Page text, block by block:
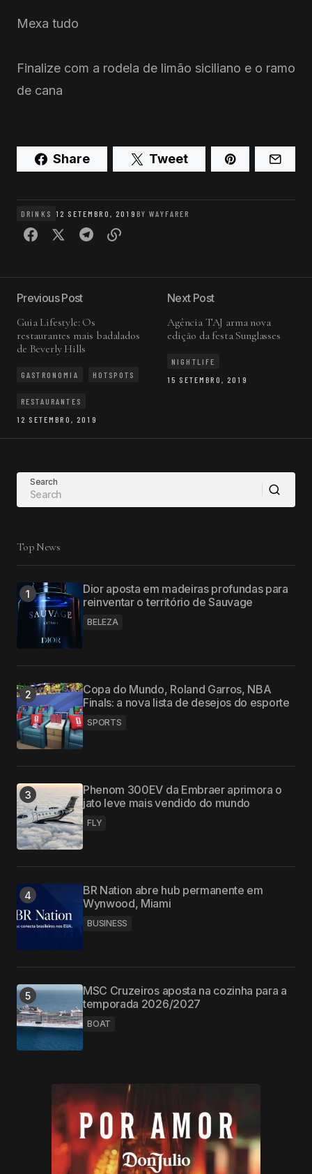
Mexa tudo
Finalize com a rodela de limão siciliano e o ramo
de cana
Share Tweet
DRINKS 12 SETEMBRO, 2019 BY WAYFARER
Previous Post
Guia Lifestyle: Os
restaurantes mais badalados
de Beverly Hills
GASTRONOMIA HOTSPOTS
RESTAURANTES
12 SETEMBRO, 2019
Next Post
Agência TAJ arma nova
edição da festa Sunglasses
NIGHTLIFE
15 SETEMBRO, 2019
Search
Top News
Dior aposta em madeiras profundas para
reinventar o território de Sauvage
BELEZA
Copa do Mundo, Roland Garros, NBA
Finals: a nova lista de desejos do esporte
SPORTS
Phenom 300EV da Embraer aprimora o
jato leve mais vendido do mundo
FLY
BR Nation abre hub permanente em
Wynwood, Miami
BUSINESS
MSC Cruzeiros aposta na cozinha para a
temporada 2026/2027
BOAT